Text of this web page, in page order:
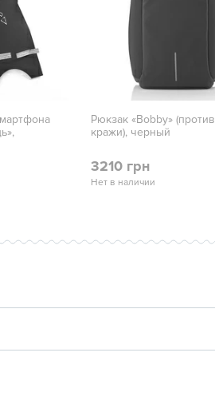
Рюкзак «Bobby» (против
кражи), черный
3210 грн
Нет в наличии